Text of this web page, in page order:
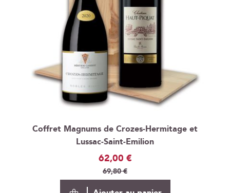
Coffret Magnums de Crozes-Hermitage et
Lussac-Saint-Emilion
Prix
Spécial
62,00 €
69,80 €